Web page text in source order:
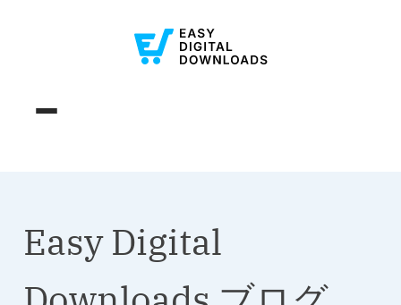
Easy Digital